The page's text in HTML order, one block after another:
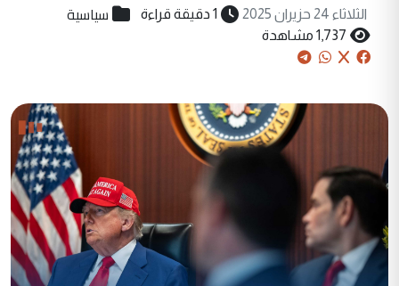
الثلاثاء 24 حزيران 2025 1 دقيقة قراءة سياسية
1,737 مشاهدة